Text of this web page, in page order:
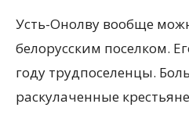
Усть-Онолву вообще
белорусским поселком.
году трудпоселенцы.
раскулаченные